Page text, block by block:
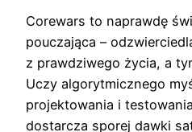
Corewars to naprawdę
pouczająca –
z prawdziwego życia, a
Uczy algorytmicznego
projektowania i
dostarcza sporej dawki